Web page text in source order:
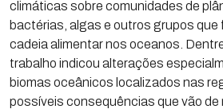
climáticas sobre comunidades de
bactérias, algas e outros grupos que
cadeia alimentar nos oceanos.
trabalho indicou alterações
biomas oceânicos localizados nas
possíveis consequências que vão de